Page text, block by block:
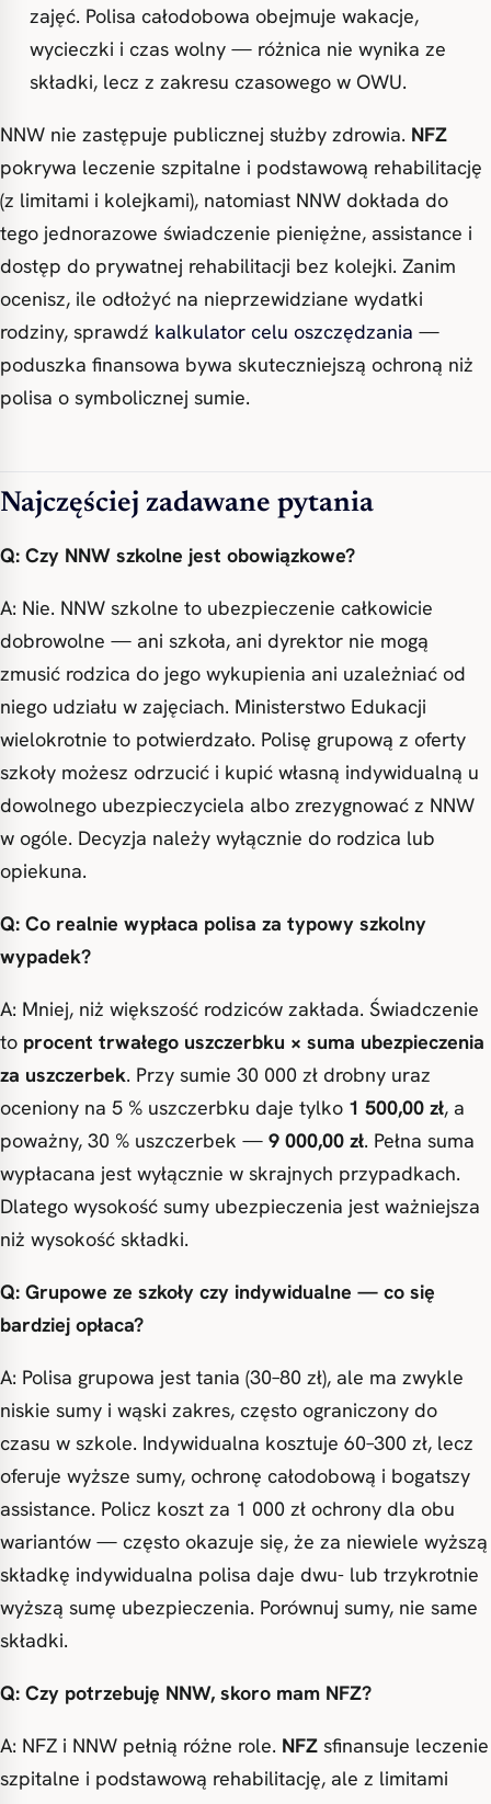
zajęć. Polisa całodobowa obejmuje wakacje,
wycieczki i czas wolny — różnica nie wynika ze
składki, lecz z zakresu czasowego w OWU.
NNW nie zastępuje publicznej służby zdrowia. NFZ
pokrywa leczenie szpitalne i podstawową rehabilitację
(z limitami i kolejkami), natomiast NNW dokłada do
tego jednorazowe świadczenie pieniężne, assistance i
dostęp do prywatnej rehabilitacji bez kolejki. Zanim
ocenisz, ile odłożyć na nieprzewidziane wydatki
rodziny, sprawdź kalkulator celu oszczędzania —
poduszka finansowa bywa skuteczniejszą ochroną niż
polisa o symbolicznej sumie.
Najczęściej zadawane pytania
Q: Czy NNW szkolne jest obowiązkowe?
A: Nie. NNW szkolne to ubezpieczenie całkowicie
dobrowolne — ani szkoła, ani dyrektor nie mogą
zmusić rodzica do jego wykupienia ani uzależniać od
niego udziału w zajęciach. Ministerstwo Edukacji
wielokrotnie to potwierdzało. Polisę grupową z oferty
szkoły możesz odrzucić i kupić własną indywidualną u
dowolnego ubezpieczyciela albo zrezygnować z NNW
w ogóle. Decyzja należy wyłącznie do rodzica lub
opiekuna.
Q: Co realnie wypłaca polisa za typowy szkolny
wypadek?
A: Mniej, niż większość rodziców zakłada. Świadczenie
to procent trwałego uszczerbku × suma ubezpieczenia
za uszczerbek. Przy sumie 30 000 zł drobny uraz
oceniony na 5 % uszczerbku daje tylko 1 500,00 zł, a
poważny, 30 % uszczerbek — 9 000,00 zł. Pełna suma
wypłacana jest wyłącznie w skrajnych przypadkach.
Dlatego wysokość sumy ubezpieczenia jest ważniejsza
niż wysokość składki.
Q: Grupowe ze szkoły czy indywidualne — co się
bardziej opłaca?
A: Polisa grupowa jest tania (30–80 zł), ale ma zwykle
niskie sumy i wąski zakres, często ograniczony do
czasu w szkole. Indywidualna kosztuje 60–300 zł, lecz
oferuje wyższe sumy, ochronę całodobową i bogatszy
assistance. Policz koszt za 1 000 zł ochrony dla obu
wariantów — często okazuje się, że za niewiele wyższą
składkę indywidualna polisa daje dwu- lub trzykrotnie
wyższą sumę ubezpieczenia. Porównuj sumy, nie same
składki.
Q: Czy potrzebuję NNW, skoro mam NFZ?
A: NFZ i NNW pełnią różne role. NFZ sfinansuje leczenie
szpitalne i podstawową rehabilitację, ale z limitami